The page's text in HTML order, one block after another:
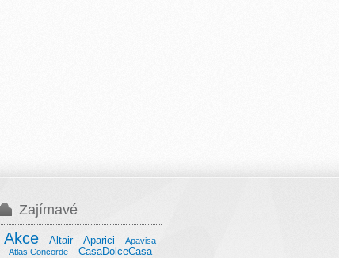
Zajímavé
Akce Altair Aparici
Apavisa
Atlas Concorde
CasaDolceCasa